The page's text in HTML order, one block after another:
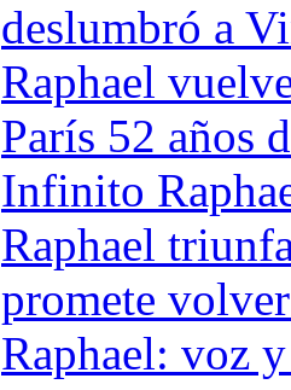
deslumbró a
Raphael
París 52 años
Infinito
Raphael
promete
Raphael: voz